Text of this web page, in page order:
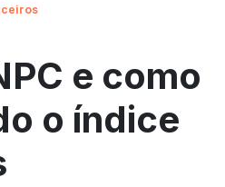
e como
o índice